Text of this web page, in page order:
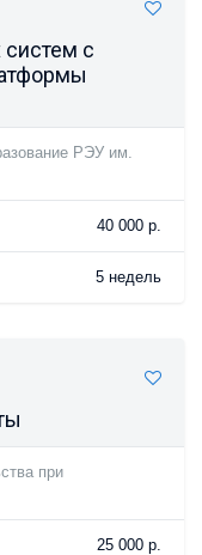
с
РЭУ им.
40 000 р.
5 недель
при
25 000 р.